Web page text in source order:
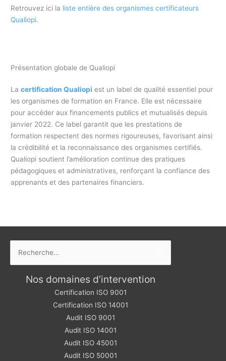
Retrouvez ici la liste entière des organismes certificateurs
Qualiopi.
Présentation globale de Qualiopi
Lacertification Qualiopi est un label de qualité essentiel pour
les organismes de formation en France. Elle est nécessaire
pour accéder aux financements publics et mutualisés depuis
janvier 2022. Ce label garantit que les prestations de
formation respectent des normes rigoureuses, favorisant ainsi
la crédibilité et la reconnaissance des organismes certifiés.
Qualiopi soutient l’amélioration continue des pratiques
pédagogiques et administratives, renforçant la confiance des
apprenants et des partenaires financiers.
Nos domaines d’intervention
Certification ISO 9001
Certification ISO 14001
Audit ISO 9001
Audit ISO 14001
Audit ISO 45001
Audit ISO 50001